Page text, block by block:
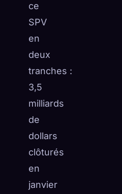
ce
SPV
en
deux
tranches :
3,5
milliards
de
dollars
clôturés
en
janvier